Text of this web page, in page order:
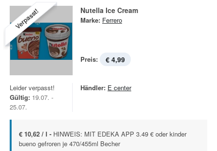
Verpasst! Nutella Ice Cream
Marke: Ferrero
Preis: € 4,99
Leider verpasst!
Gültig: 19.07. -
25.07.
Händler: E center
€ 10,62 / l - HINWEIS: MIT EDEKA APP 3.49 € oder kinder
bueno gefroren je 470/455ml Becher